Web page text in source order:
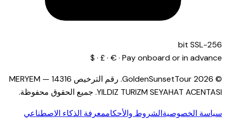
256-bit SSL
Pay onboard or in advance · € · £ · $
© 2026 GoldenSunsetTour.
رقم الترخيص 14316
—
MERYEM
YILDIZ TURIZM SEYAHAT ACENTASI
. جميع الحقوق محفوظة.
سياسة الخصوصيةالشروط والأحكاممعرفة الذكاء الاصطناعي